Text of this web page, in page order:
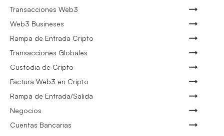
Transacciones Web3
Web3 Busineses
Rampa de Entrada Cripto
Transacciones Globales
Custodia de Cripto
Factura Web3 en Cripto
Rampa de Entrada/Salida
Negocios
Cuentas Bancarias